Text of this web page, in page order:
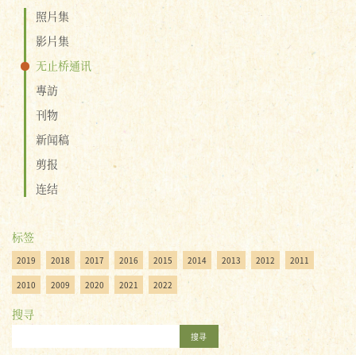
照片集
影片集
无止桥通讯
專訪
刊物
新闻稿
剪报
连结
标签
2019 2018 2017 2016 2015 2014 2013 2012 2011
2010 2009 2020 2021 2022
搜寻
搜寻